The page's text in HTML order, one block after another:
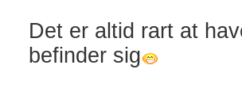
Det er altid rart at
befinder sig